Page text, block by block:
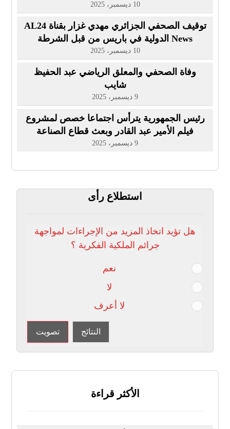
10 ديسمبر، 2025
توقيف الصحفي الجزائري مهدي غزار بقناة AL24
News الدولية في باريس من قبل الشرطة
الفرنسية 10 ديسمبر، 2025
وفاة الصحفي والمعلق الرياضي عبد الحفيظ
شايب
9 ديسمبر، 2025
رئيس الجمهورية يترأس اجتماعا خصص لمشروع
فيلم الأمير عبد القادر وبعث قطاع الصناعة
السينماتوغرافية
9 ديسمبر، 2025
استطلاع رأى
هل تؤيد اتخاذ المزيد من الإجراءات لمواجهة
جرائم الملكية الفكرية ؟
نعم
لا
لا أعرف
النتائج تصويت
الأكثر قراءة